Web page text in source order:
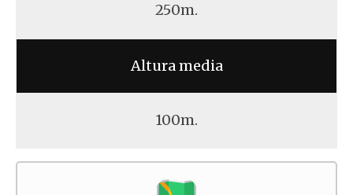
250m.
Altura media
100m.